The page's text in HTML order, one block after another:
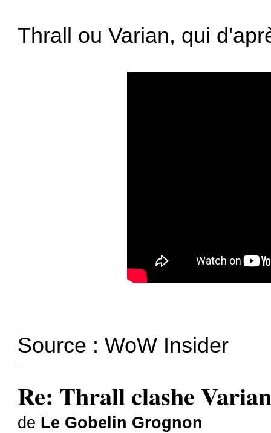
Thrall ou Varian, qui
Source :WoW Insider
Re: Thrall clashe
de Le Gobelin Grognon